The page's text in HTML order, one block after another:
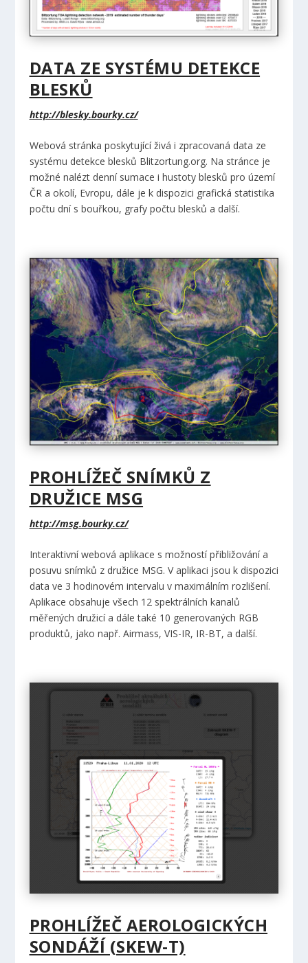
DATA ZE SYSTÉMU DETEKCE
BLESKŮ
http://blesky.bourky.cz/
Webová stránka poskytující živá i zpracovaná data ze
systému detekce blesků Blitzortung.org. Na stránce je
možné nalézt denní sumace i hustoty blesků pro území
ČR a okolí, Evropu, dále je k dispozici grafická statistika
počtu dní s bouřkou, grafy počtu blesků a další.
PROHLÍŽEČ SNÍMKŮ Z
DRUŽICE MSG
http://msg.bourky.cz/
Interaktivní webová aplikace s možností přibližování a
posuvu snímků z družice MSG. V aplikaci jsou k dispozici
data ve 3 hodinovém intervalu v maximálním rozlišení.
Aplikace obsahuje všech 12 spektrálních kanalů
měřených družicí a dále také 10 generovaných RGB
produktů, jako např. Airmass, VIS-IR, IR-BT, a další.
PROHLÍŽEČ AEROLOGICKÝCH
SONDÁŽÍ (SKEW-T)